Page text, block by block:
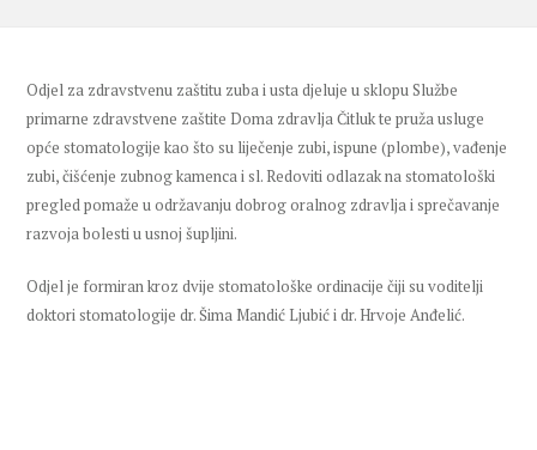
Odjel za zdravstvenu zaštitu zuba i usta djeluje u sklopu Službe
primarne zdravstvene zaštite Doma zdravlja Čitluk te pruža usluge
opće stomatologije kao što su liječenje zubi, ispune (plombe), vađenje
zubi, čišćenje zubnog kamenca i sl. Redoviti odlazak na stomatološki
pregled pomaže u održavanju dobrog oralnog zdravlja i sprečavanje
razvoja bolesti u usnoj šupljini.
Odjel je formiran kroz dvije stomatološke ordinacije čiji su voditelji
doktori stomatologije dr. Šima Mandić Ljubić i dr. Hrvoje Anđelić.